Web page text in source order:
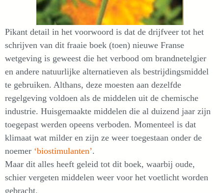
Pikant detail in het voorwoord is dat de drijfveer tot het
schrijven van dit fraaie boek (toen) nieuwe Franse
wetgeving is geweest die het verbood om brandnetelgier
en andere natuurlijke alternatieven als bestrijdingsmiddel
te gebruiken. Althans, deze moesten aan dezelfde
regelgeving voldoen als de middelen uit de chemische
industrie. Huisgemaakte middelen die al duizend jaar zijn
toegepast werden opeens verboden. Momenteel is dat
klimaat wat milder en zijn ze weer toegestaan onder de
noemer ‘biostimulanten’.
Maar dit alles heeft geleid tot dit boek, waarbij oude,
schier vergeten middelen weer voor het voetlicht worden
gebracht.